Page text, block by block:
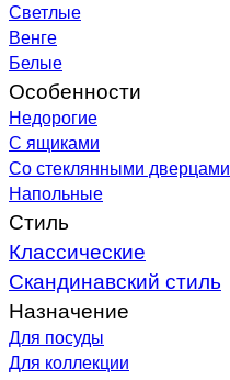
Светлые
Венге
Белые
Особенности
Недорогие
С ящиками
Со стеклянными дверцами
Напольные
Стиль
Классические
Скандинавский стиль
Назначение
Для посуды
Для коллекции